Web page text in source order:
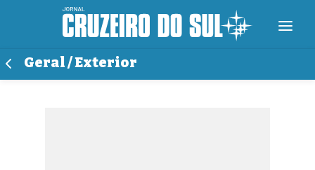
Geral / Exterior